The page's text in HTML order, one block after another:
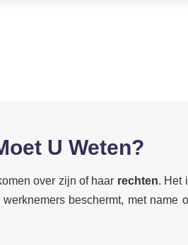
U Weten?
over zijn of haar rechten. Het
beschermt, met name